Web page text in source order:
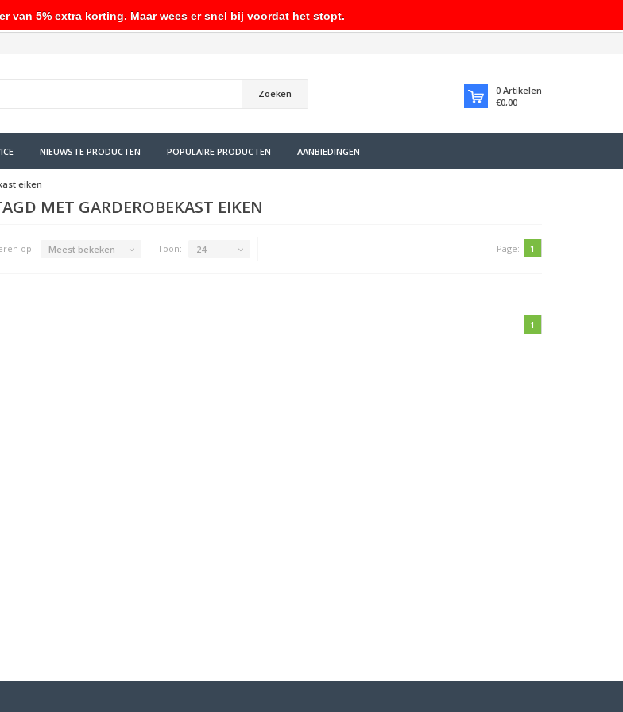
Zoeken 0 Artikelen
€0,00
NIEUWSTE PRODUCTEN POPULAIRE PRODUCTEN AANBIEDINGEN
eiken
MET GARDEROBEKAST EIKEN
op: Meest bekeken Toon: 24 Page: 1
1
van 5% extra korting. Maar wees er snel bij voordat het stopt.